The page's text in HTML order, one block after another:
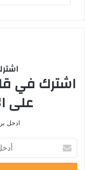
اشترك في
على
ادخل
بريدك
الإلكتروني